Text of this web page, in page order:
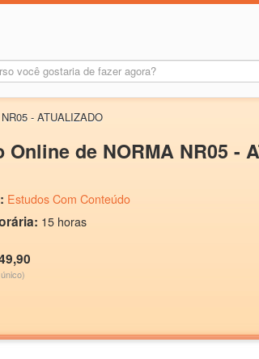
- ATUALIZADO
Online de NORMA NR05 -
Estudos Com Conteúdo
15 horas